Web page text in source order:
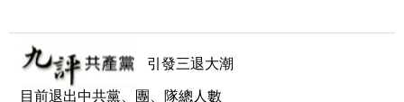
引發三退大潮
目前退出中共黨、團、隊總人數